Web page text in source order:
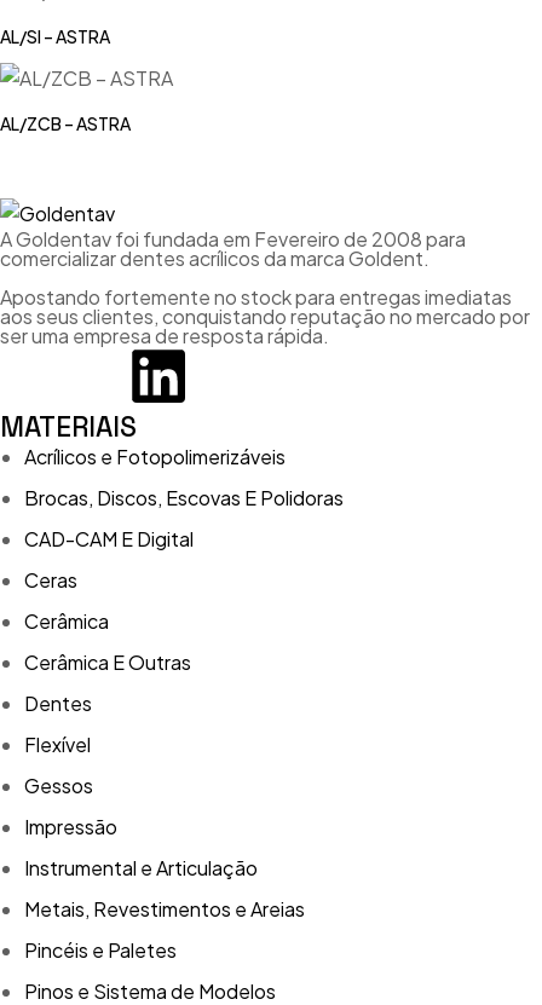
AL/SI – ASTRA
AL/ZCB – ASTRA
A Goldentav foi fundada em Fevereiro de 2008 para
comercializar dentes acrílicos da marca Goldent.
Apostando fortemente no stock para entregas imediatas
aos seus clientes, conquistando reputação no mercado por
ser uma empresa de resposta rápida.
MATERIAIS
Acrílicos e Fotopolimerizáveis
Brocas, Discos, Escovas E Polidoras
CAD-CAM E Digital
Ceras
Cerâmica
Cerâmica E Outras
Dentes
Flexível
Gessos
Impressão
Instrumental e Articulação
Metais, Revestimentos e Areias
Pincéis e Paletes
Pinos e Sistema de Modelos